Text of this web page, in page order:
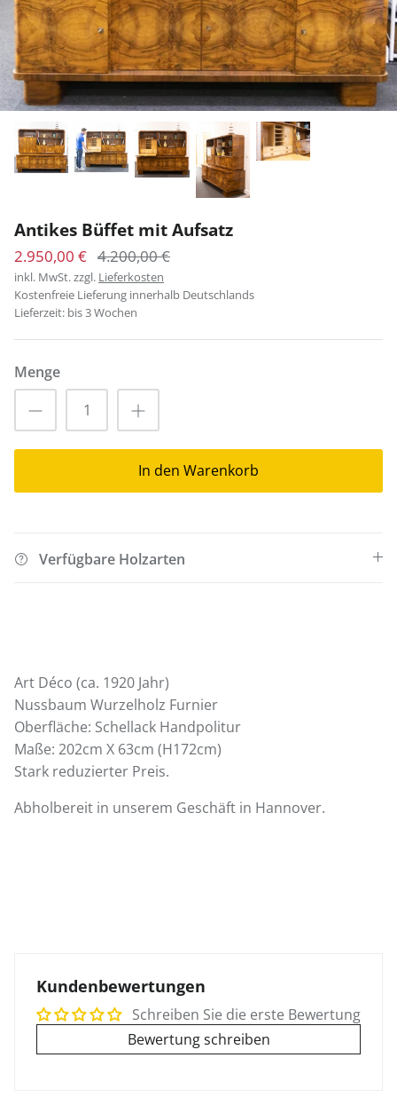
Esszimmerstühle, die
Generationen halten...
... und an Tischen
Entspannen... ... sich einfach fallen
Vom Schreibtisch... ... über das Stehpult...
Schlafen... ...Anziehen...
Antikes Büffet mit Aufsatz
2.950,00 € 4.200,00 €
inkl. MwSt. zzgl. Lieferkosten
Kostenfreie Lieferung innerhalb Deutschlands
Lieferzeit: bis 3 Wochen
Menge
In den Warenkorb
Verfügbare Holzarten
Art Déco (ca. 1920 Jahr)
Nussbaum Wurzelholz Furnier
Oberfläche: Schellack Handpolitur
Maße: 202cm X 63cm (H172cm)
Stark reduzierter Preis.
Abholbereit in unserem Geschäft in Hannover.
Kundenbewertungen
Schreiben Sie die erste Bewertung
Bewertung schreiben